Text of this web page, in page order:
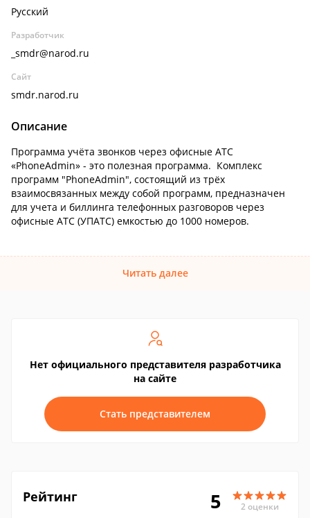
Русский
Разработчик
_smdr@narod.ru
Сайт
smdr.narod.ru
Описание
Программа учёта звонков через офисные АТС
«PhoneAdmin» - это полезная программа. Комплекс
программ "PhoneAdmin", состоящий из трёх
взаимосвязанных между собой программ, предназначен
для учета и биллинга телефонных разговоров через
офисные АТС (УПАТС) емкостью до 1000 номеров.
Читать далее
Нет официального представителя разработчика
на сайте
Стать представителем
Рейтинг 5 2 оценки